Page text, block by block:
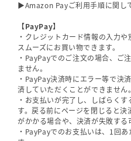
▶Amazon Payご利用手順に関し
【PayPay】
・クレジットカード情報の入力
スムーズにお買い物できます。
・PayPayでのご注文の場合、ご
ません。
・PayPay決済時にエラー等で決
済していただくことができません
・お支払いが完了し、しばらく
す。戻る前にページを閉じると
がかかる場合や、決済が失敗する
・PayPayでのお支払いは、1回